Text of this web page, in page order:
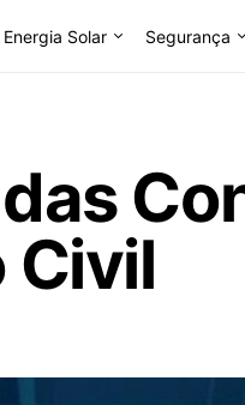
Energia Solar Segurança
Civil